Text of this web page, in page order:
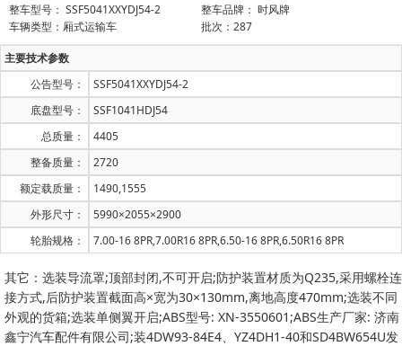
整车型号： SSF5041XXYDJ54-2
整车品牌： 时风牌
车辆类型：厢式运输车
批次：287
主要技术参数
公告型号：
SSF5041XXYDJ54-2
底盘型号：
SSF1041HDJ54
总质量：
4405
整备质量：
2720
额定载质量：
1490,1555
外形尺寸：
5990×2055×2900
轮胎规格：
7.00-16 8PR,7.00R16 8PR,6.50-16 8PR,6.50R16 8PR
其它：选装导流罩;顶部封闭,不可开启;防护装置材质为Q235,采用螺栓连
接方式,后防护装置截面高×宽为30×130mm,离地高度470mm;选装不同
外观的货箱;选装单侧翼开启;ABS型号: XN-3550601;ABS生产厂家: 济南
鑫宁汽车配件有限公司;装4DW93-84E4、YZ4DH1-40和SD4BW654U发